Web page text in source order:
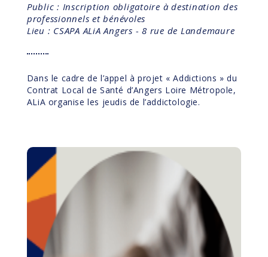
Public : Inscription obligatoire à destination des
professionnels et bénévoles
Lieu : CSAPA ALiA Angers - 8 rue de Landemaure
Dans le cadre de l’appel à projet « Addictions » du
Contrat Local de Santé d’Angers Loire Métropole,
ALiA organise les jeudis de l’addictologie.